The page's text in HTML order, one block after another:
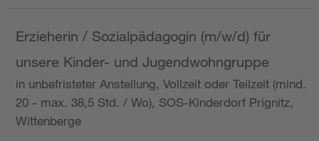
Erzieherin / Sozialpädagogin (m/w/d) für
unsere Kinder- und Jugendwohngruppe
in unbefristeter Anstellung, Vollzeit oder Teilzeit (mind.
20 - max. 38,5 Std. / Wo), SOS-Kinderdorf Prignitz,
Wittenberge